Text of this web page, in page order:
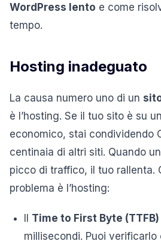
WordPress lento e come
tempo.
Hosting inadeguato
La causa numero uno di un
è l’hosting. Se il tuo sito è su
economico, stai condividendo
centinaia di altri siti. Quando
picco di traffico, il tuo rallenta.
problema è l’hosting:
Il Time to First Byte (TTFB)
millisecondi. Puoi verificarlo